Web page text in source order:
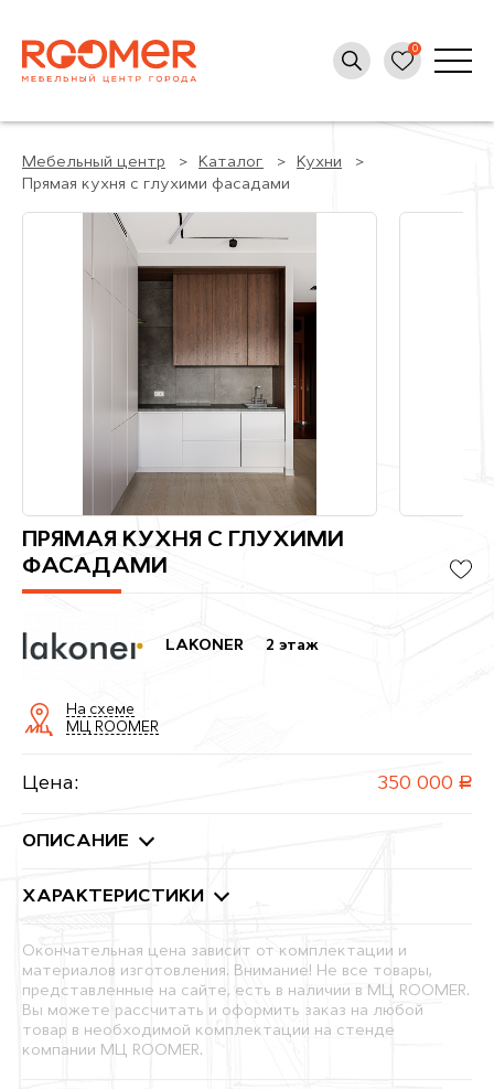
Мебельный центр Каталог
Кухни
Прямая кухня с глухими фасадами
ПРЯМАЯ КУХНЯ С ГЛУХИМИ
ФАСАДАМИ
LAKONER 2 этаж
На схеме
МЦ ROOMER
Цена: 350 000 руб.
ОПИСАНИЕ
ХАРАКТЕРИСТИКИ
Окончательная цена зависит от комплектации и
материалов изготовления. Внимание! Не все товары,
представленные на сайте, есть в наличии в МЦ ROOMER.
Вы можете рассчитать и оформить заказ на любой
товар в необходимой комплектации на стенде
компании МЦ ROOMER.